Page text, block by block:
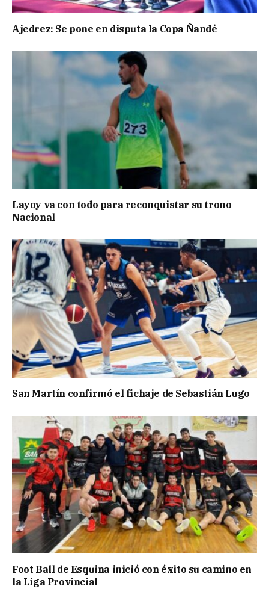
Ajedrez: Se pone en disputa la Copa Ñandé
Layoy va con todo para reconquistar su trono
Nacional
San Martín confirmó el fichaje de Sebastián Lugo
Foot Ball de Esquina inició con éxito su camino en
la Liga Provincial